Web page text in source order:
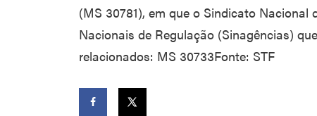
(MS 30781), em que o Sindicato Nacional
Nacionais de Regulação (Sinagências)
relacionados: MS 30733Fonte: STF